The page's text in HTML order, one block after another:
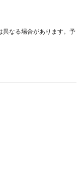
なる場合があります。予